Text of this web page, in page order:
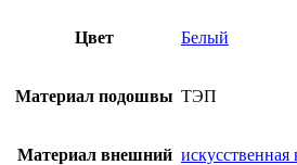
Цвет Белый
Материал подошвы ТЭП
Материал внешний искусственная